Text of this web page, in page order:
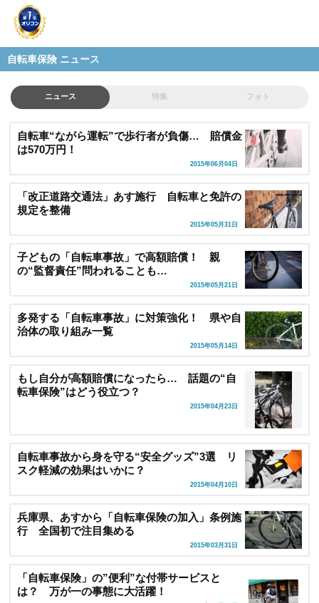
自転車保険 ニュース
ニュース 特集 フォト
自転車“ながら運転”で歩行者が負傷… 賠償金
は570万円！
2015年06月04日
「改正道路交通法」あす施行 自転車と免許の
規定を整備
2015年05月31日
子どもの「自転車事故」で高額賠償！ 親
の“監督責任”問われることも…
2015年05月21日
多発する「自転車事故」に対策強化！ 県や自
治体の取り組み一覧
2015年05月14日
もし自分が高額賠償になったら… 話題の“自
転車保険”はどう役立つ？
2015年04月23日
自転車事故から身を守る“安全グッズ”3選 リ
スク軽減の効果はいかに？
2015年04月10日
兵庫県、あすから「自転車保険の加入」条例施
行 全国初で注目集める
2015年03月31日
「自転車保険」の”便利”な付帯サービスと
は？ 万が一の事態に大活躍！